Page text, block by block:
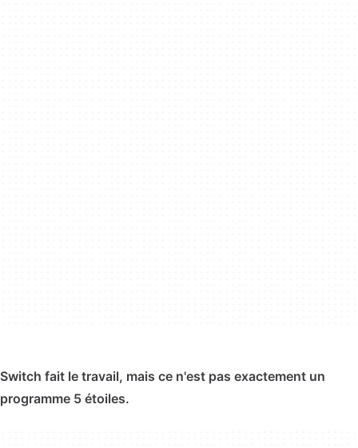
Switch fait le travail, mais ce n'est pas exactement un
programme 5 étoiles.